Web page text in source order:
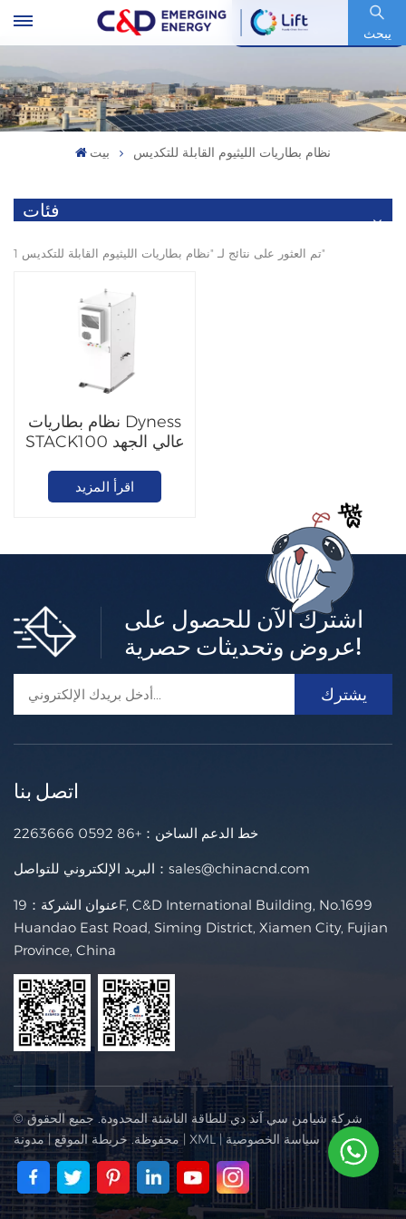
يبحث
رمز السهم : 600153.SH
بيت نظام بطاريات الليثيوم القابلة للتكديس
فئات
1 تم العثور على نتائج لـ "نظام بطاريات الليثيوم القابلة للتكديس"
نظام بطاريات Dyness
STACK100 عالي الجهد
اقرأ المزيد
اشترك الآن للحصول على
عروض وتحديثات حصرية!
اتصل بنا
خط الدعم الساخن： +86 0592 2263666
البريد الإلكتروني للتواصل： sales@chinacnd.com
عنوان الشركة：19F, C&D International Building, No.1699
Huandao East Road, Siming District, Xiamen City, Fujian
Province, China
© شركة شيامن سي آند دي للطاقة الناشئة المحدودة. جميع الحقوق
محفوظة.خريطة الموقع|مدونة | XML |سياسة الخصوصية